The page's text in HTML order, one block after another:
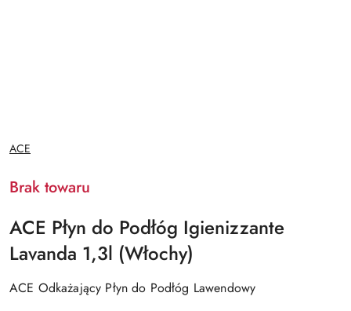
NAZWA
PRODUCENTA:
ACE
Brak towaru
ACE Płyn do Podłóg Igienizzante
Lavanda 1,3l (Włochy)
ACE Odkażający Płyn do Podłóg Lawendowy